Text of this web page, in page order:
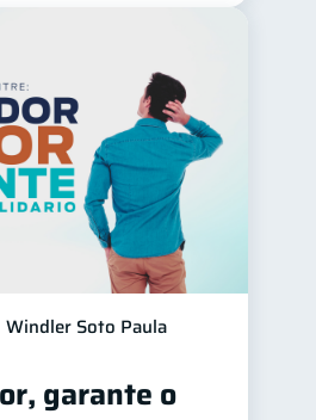
Windler Soto Paula
garante o